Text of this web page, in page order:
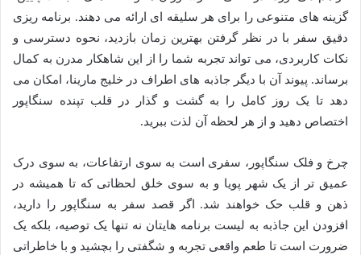
گزینه های متنوعی را برای هر سلیقه ای ارائه می دهند. برنامه ریزی
دقیق سفر با در نظر گرفتن بهترین زمان بازدید، نحوه دسترسی و
نکات کاربردی، می تواند تجربه شما را از این شاهکار مدرن به کمال
برساند. پیوند آن با دیگر جاذبه های اطراف در خلیج مارینا، امکان می
دهد تا یک روز کامل را به گشت و گذار در قلب تپنده سنگاپور
اختصاص دهید و از هر لحظه آن لذت ببرید.
چرخ و فلک سنگاپور، سفری است به سوی ارتفاعات، به سوی درک
عمیق تر از یک شهر پویا و به سوی خلق لحظاتی که تا همیشه در
ذهن و قلب حک خواهند شد. اگر قصد سفر به سنگاپور را دارید،
افزودن این جاذبه به لیست برنامه هایتان نه تنها یک توصیه، بلکه یک
ضرورت است تا طعم واقعی تجربه و شگفتی را بچشید و با خاطراتی